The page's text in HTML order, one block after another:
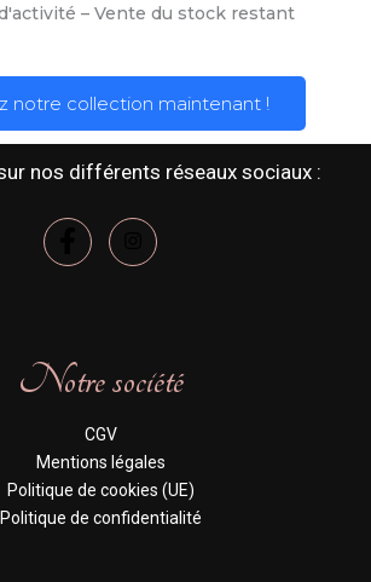
– Vente du stock restant
notre collection maintenant !
nos différents réseaux sociaux :
Notre société
CGV
Mentions légales
Politique de cookies (UE)
Politique de confidentialité